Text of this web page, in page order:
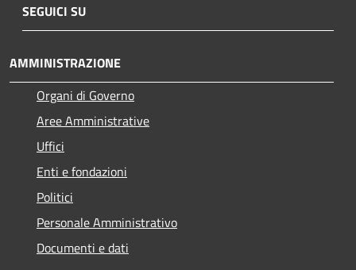
SEGUICI SU
AMMINISTRAZIONE
Organi di Governo
Aree Amministrative
Uffici
Enti e fondazioni
Politici
Personale Amministrativo
Documenti e dati